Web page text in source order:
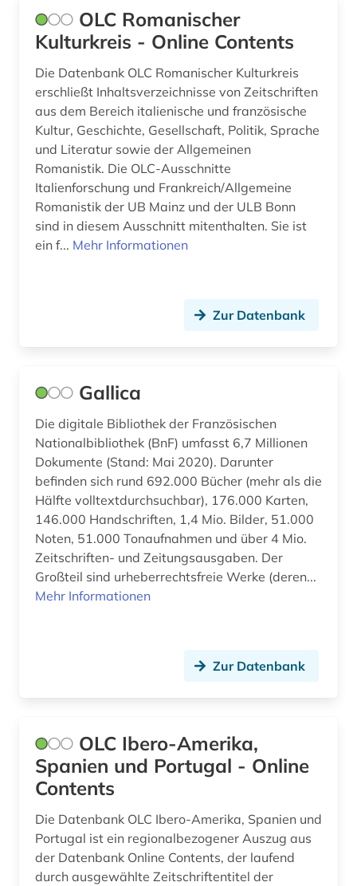
lateinamerikaforschung (1)
lexikon (1)
librettist (1)
linguistik (2)
literatur (8)
literaturen und kulturen (2)
literaturwissenschaft (54)
lothringen (1)
medienwissenschaft (41)
mediävistik (1)
migrationsstudien (1)
militärgeschichte (1)
mittelalter (1)
mittelalterstudien (1)
mittelamerika (2)
mongolisch (1)
mongolistik (1)
museum (2)
museumskunde (2)
OLC Romanischer
Kulturkreis - Online Contents
Die Datenbank OLC Romanischer Kulturkreis
erschließt Inhaltsverzeichnisse von Zeitschriften
aus dem Bereich italienische und französische
Kultur, Geschichte, Gesellschaft, Politik, Sprache
und Literatur sowie der Allgemeinen
Romanistik. Die OLC-Ausschnitte
Italienforschung und Frankreich/Allgemeine
Romanistik der UB Mainz und der ULB Bonn
sind in diesem Ausschnitt mitenthalten. Sie ist
ein f... Mehr Informationen
Zur Datenbank
Gallica
Die digitale Bibliothek der Französischen
Nationalbibliothek (BnF) umfasst 6,7 Millionen
Dokumente (Stand: Mai 2020). Darunter
befinden sich rund 692.000 Bücher (mehr als die
Hälfte volltextdurchsuchbar), 176.000 Karten,
146.000 Handschriften, 1,4 Mio. Bilder, 51.000
Noten, 51.000 Tonaufnahmen und über 4 Mio.
Zeitschriften- und Zeitungsausgaben. Der
Großteil sind urheberrechtsfreie Werke (deren...
Mehr Informationen
Zur Datenbank
OLC Ibero-Amerika,
Spanien und Portugal - Online
Contents
Die Datenbank OLC Ibero-Amerika, Spanien und
Portugal ist ein regionalbezogener Auszug aus
der Datenbank Online Contents, der laufend
durch ausgewählte Zeitschriftentitel der